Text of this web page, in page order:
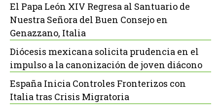
El Papa León XIV Regresa al Santuario de
Nuestra Señora del Buen Consejo en
Genazzano, Italia
Diócesis mexicana solicita prudencia en el
impulso a la canonización de joven diácono
España Inicia Controles Fronterizos con
Italia tras Crisis Migratoria